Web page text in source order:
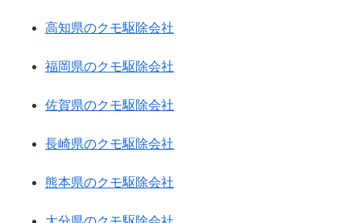
高知県のクモ駆除会社
福岡県のクモ駆除会社
佐賀県のクモ駆除会社
長崎県のクモ駆除会社
熊本県のクモ駆除会社